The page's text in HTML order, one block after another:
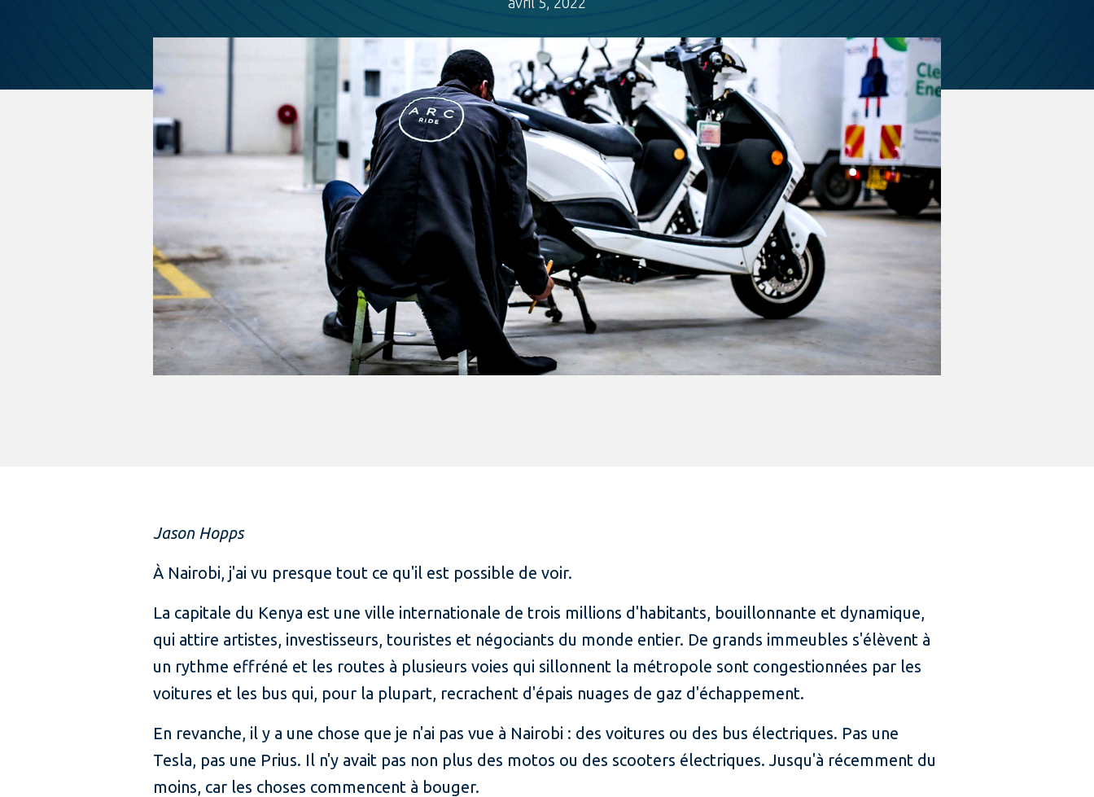
Jason Hopps
À Nairobi, j'ai vu presque tout ce qu'il est possible de voir.
La capitale du Kenya est une ville internationale de trois millions d'habitants, bouillonnante et dynamique,
qui attire artistes, investisseurs, touristes et négociants du monde entier. De grands immeubles s'élèvent à
un rythme effréné et les routes à plusieurs voies qui sillonnent la métropole sont congestionnées par les
voitures et les bus qui, pour la plupart, recrachent d'épais nuages de gaz d'échappement.
En revanche, il y a une chose que je n'ai pas vue à Nairobi : des voitures ou des bus électriques. Pas une
Tesla, pas une Prius. Il n'y avait pas non plus des motos ou des scooters électriques. Jusqu'à récemment du
moins, car les choses commencent à bouger.